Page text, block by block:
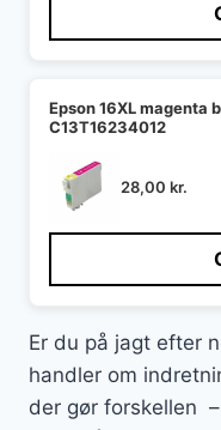
Epson 16XL magenta
C13T16234012
28,00 kr.
Er du på jagt efter
handler om
der gør forskellen